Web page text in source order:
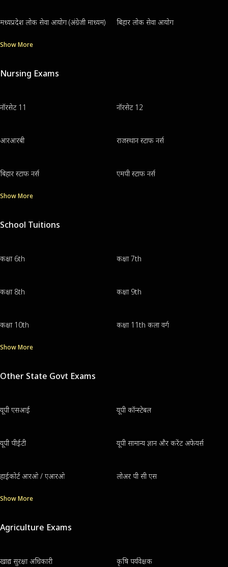
मध्यप्रदेश लोक सेवा आयोग (अंग्रेजी माध्यम) बिहार लोक सेवा आयोग
Show More
Nursing Exams
नॉरसेट 11 नॉरसेट 12
आरआरबी राजस्थान स्टाफ नर्स
बिहार स्टाफ नर्स एमपी स्टाफ नर्स
Show More
School Tuitions
कक्षा 6th कक्षा 7th
कक्षा 8th कक्षा 9th
कक्षा 10th कक्षा 11th कला वर्ग
Show More
Other State Govt Exams
यूपी एसआई यूपी कॉन्स्टेबल
यूपी पीईटी यूपी सामान्य ज्ञान और करेंट अफेयर्स
हाईकोर्ट आरओ / एआरओ लोअर पी सी एस
Show More
Agriculture Exams
खाद्य सुरक्षा अधिकारी कृषि पर्यवेक्षक